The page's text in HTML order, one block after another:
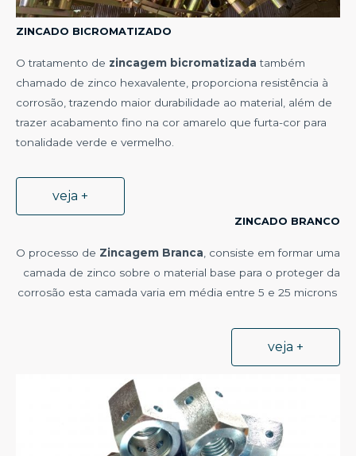
ZINCADO BICROMATIZADO
O tratamento de zincagem bicromatizadatambém
chamado de zinco hexavalente, proporciona resistência à
corrosão, trazendo maior durabilidade ao material, além de
trazer acabamento fino na cor amarelo que furta-cor para
tonalidade verde e vermelho.
veja +
ZINCADO BRANCO
O processo de Zincagem Branca, consiste em formar uma
camada de zinco sobre o material base para o proteger da
corrosão esta camada varia em média entre 5 e 25 microns
veja +